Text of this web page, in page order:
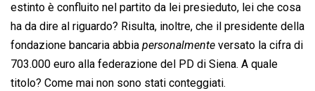
estinto è confluito nel partito da lei presieduto, lei che cosa
ha da dire al riguardo? Risulta, inoltre, che il presidente della
fondazione bancaria abbia  personalmente  versato la cifra di
703.000 euro alla federazione del PD di Siena. A quale
titolo? Come mai non sono stati conteggiati.